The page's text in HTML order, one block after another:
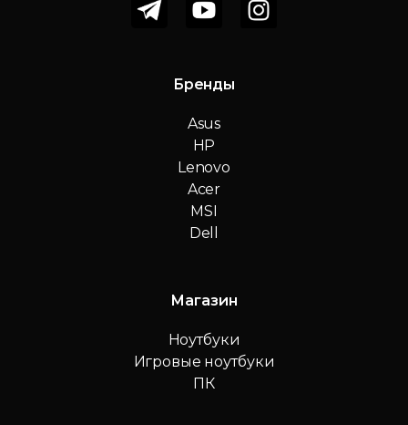
Бренды
Asus
HP
Lenovo
Acer
MSI
Dell
Магазин
Ноутбуки
Игровые ноутбуки
ПК